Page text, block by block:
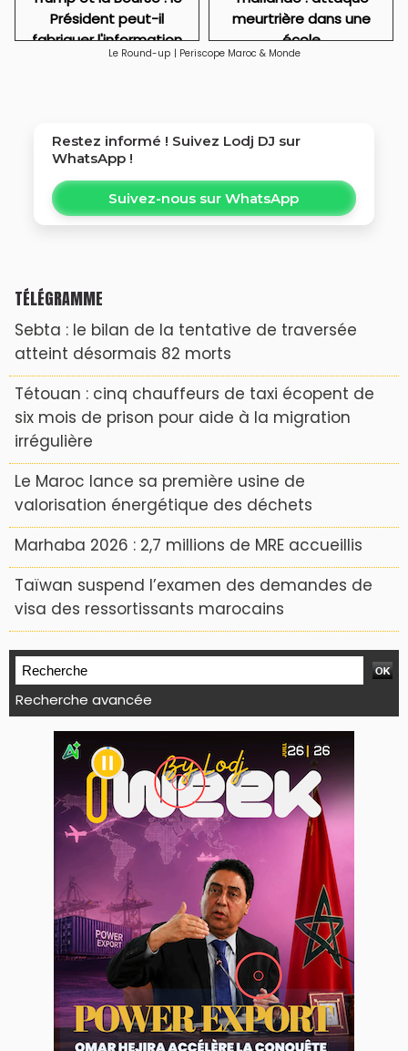
Président peut-il
fabriquer l'information
qui fait gagner Wall
meurtrière dans une
école
Le Round-up | Periscope Maroc & Monde
Restez informé ! Suivez Lodj DJ sur
WhatsApp !
Suivez-nous sur WhatsApp
TÉLÉGRAMME
Sebta : le bilan de la tentative de traversée
atteint désormais 82 morts
Tétouan : cinq chauffeurs de taxi écopent de
six mois de prison pour aide à la migration
irrégulière
Le Maroc lance sa première usine de
valorisation énergétique des déchets
Marhaba 2026 : 2,7 millions de MRE accueillis
Taïwan suspend l’examen des demandes de
visa des ressortissants marocains
Recherche avancée
WEB TV LODJ24 : Youtube, kick et twitch
Plein écran